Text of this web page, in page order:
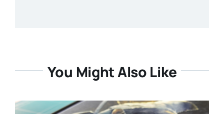
You Might Also Like